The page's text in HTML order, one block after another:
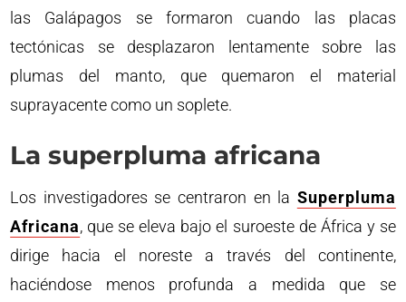
las Galápagos se formaron cuando las placas
tectónicas se desplazaron lentamente sobre las
plumas del manto, que quemaron el material
suprayacente como un soplete.
La superpluma africana
Los investigadores se centraron en la Superpluma
Africana, que se eleva bajo el suroeste de África y se
dirige hacia el noreste a través del continente,
haciéndose menos profunda a medida que se